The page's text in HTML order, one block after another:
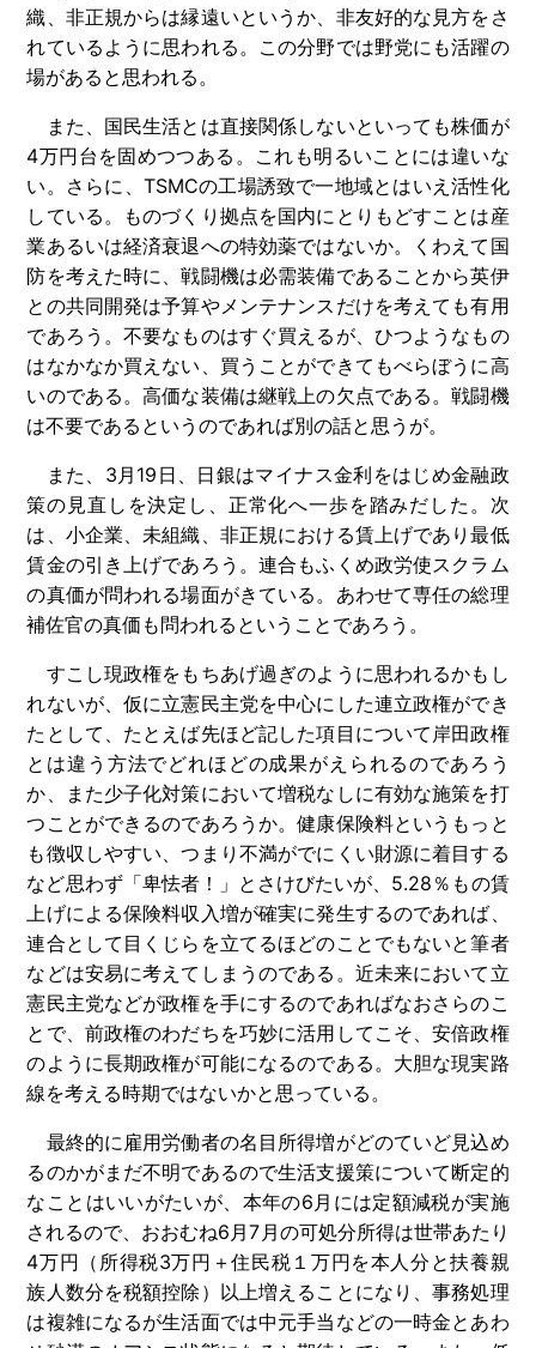
織、非正規からは縁遠いというか、非友好的な見方をさ
れているように思われる。この分野では野党にも活躍の
場があると思われる。
また、国民生活とは直接関係しないといっても株価が
4万円台を固めつつある。これも明るいことには違いな
い。さらに、TSMCの工場誘致で一地域とはいえ活性化
している。ものづくり拠点を国内にとりもどすことは産
業あるいは経済衰退への特効薬ではないか。くわえて国
防を考えた時に、戦闘機は必需装備であることから英伊
との共同開発は予算やメンテナンスだけを考えても有用
であろう。不要なものはすぐ買えるが、ひつようなもの
はなかなか買えない、買うことができてもべらぼうに高
いのである。高価な装備は継戦上の欠点である。戦闘機
は不要であるというのであれば別の話と思うが。
また、3月19日、日銀はマイナス金利をはじめ金融政
策の見直しを決定し、正常化へ一歩を踏みだした。次
は、小企業、未組織、非正規における賃上げであり最低
賃金の引き上げであろう。連合もふくめ政労使スクラム
の真価が問われる場面がきている。あわせて専任の総理
補佐官の真価も問われるということであろう。
すこし現政権をもちあげ過ぎのように思われるかもし
れないが、仮に立憲民主党を中心にした連立政権ができ
たとして、たとえば先ほど記した項目について岸田政権
とは違う方法でどれほどの成果がえられるのであろう
か、また少子化対策において増税なしに有効な施策を打
つことができるのであろうか。健康保険料というもっと
も徴収しやすい、つまり不満がでにくい財源に着目する
など思わず「卑怯者！」とさけびたいが、5.28％もの賃
上げによる保険料収入増が確実に発生するのであれば、
連合として目くじらを立てるほどのことでもないと筆者
などは安易に考えてしまうのである。近未来において立
憲民主党などが政権を手にするのであればなおさらのこ
とで、前政権のわだちを巧妙に活用してこそ、安倍政権
のように長期政権が可能になるのである。大胆な現実路
線を考える時期ではないかと思っている。
最終的に雇用労働者の名目所得増がどのていど見込め
るのかがまだ不明であるので生活支援策について断定的
なことはいいがたいが、本年の6月には定額減税が実施
されるので、おおむね6月7月の可処分所得は世帯あたり
4万円（所得税3万円＋住民税１万円を本人分と扶養親
族人数分を税額控除）以上増えることになり、事務処理
は複雑になるが生活面では中元手当などの一時金とあわ